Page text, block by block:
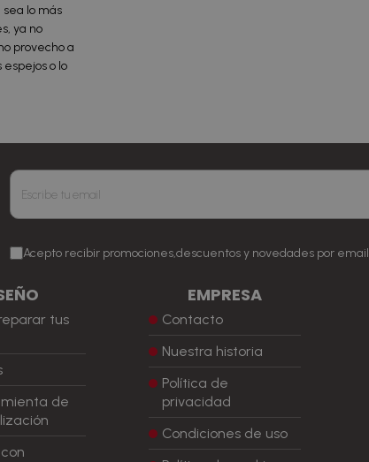
lo más
ya no
provecho a
o lo
Acepto recibir promociones,descuentos y novedades por email
tus
de
EMPRESA
Contacto
Nuestra historia
Política de
privacidad
Condiciones de uso